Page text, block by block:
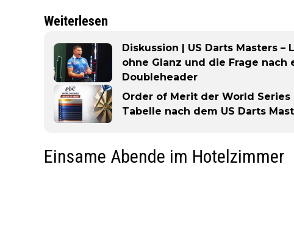
Weiterlesen
Diskussion | US Darts Masters
ohne Glanz und die Frage nach
Doubleheader
Order of Merit der World Series
Tabelle nach dem US Darts
Einsame Abende im Hotelzimmer